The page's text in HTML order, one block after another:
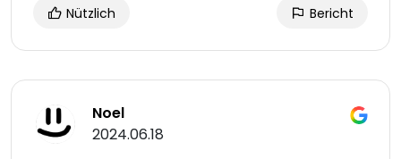
Nützlich Bericht
Noel
2024.06.18